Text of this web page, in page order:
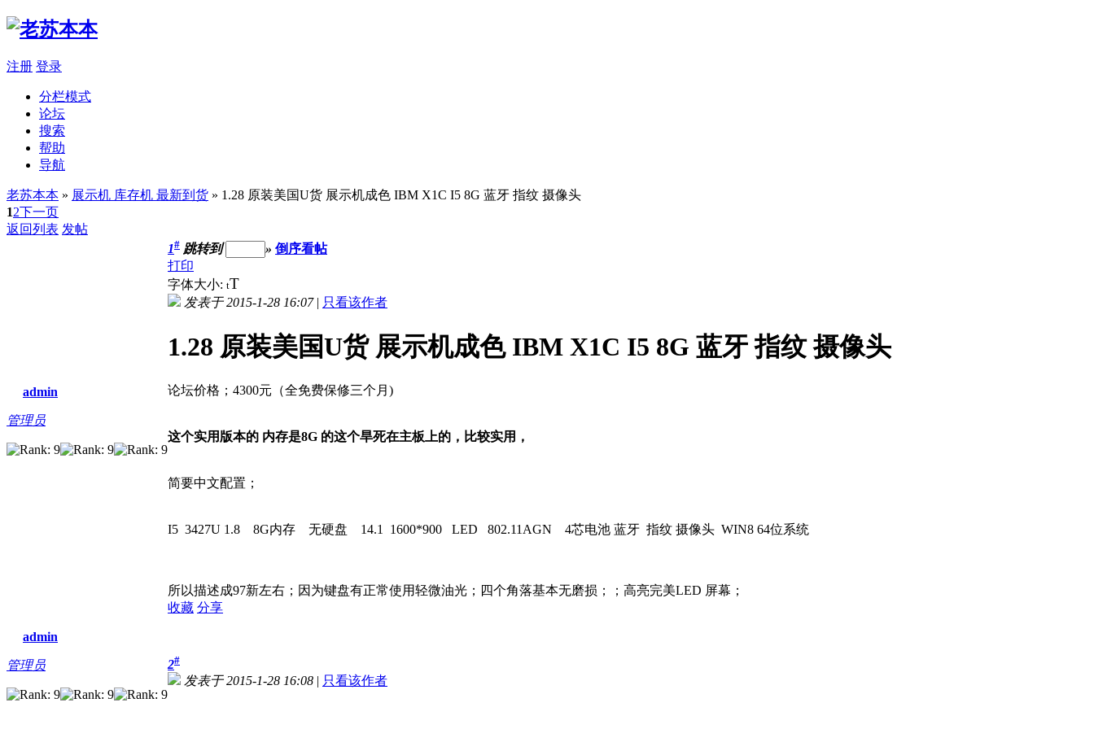
注册 登录
分栏模式
论坛
搜索
帮助
导航
老苏本本 » 展示机 库存机 最新到货 » 1.28 原装美国U货 展示机成色 IBM X1C I5 8G 蓝牙 指纹 摄像头
12下一页
返回列表 发帖
admin
管理员
1# 跳转到 » 倒序看帖
打印
字体大小: tT
发表于 2015-1-28 16:07| 只看该作者
1.28 原装美国U货 展示机成色 IBM X1C I5 8G 蓝牙 指纹 摄像头
论坛价格；4300元（全免费保修三个月)
这个实用版本的 内存是8G 的这个旱死在主板上的，比较实用，
简要中文配置；
I5 3427U 1.8 8G内存 无硬盘 14.1 1600*900 LED 802.11AGN 4芯电池 蓝牙 指纹 摄像头 WIN8 64位系统
所以描述成97新左右；因为键盘有正常使用轻微油光；四个角落基本无磨损；；高亮完美LED 屏幕；
收藏 分享
admin
管理员 2#
发表于 2015-1-28 16:08 | 只看该作者